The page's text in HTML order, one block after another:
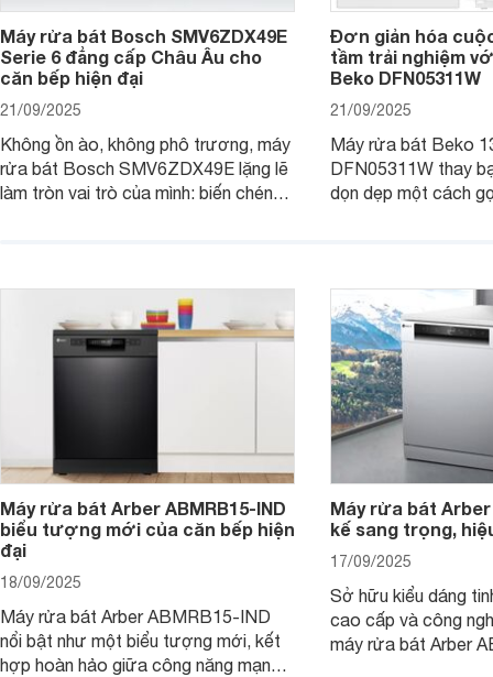
Máy rửa bát Bosch SMV6ZDX49E
Serie 6 đẳng cấp Châu Âu cho
căn bếp hiện đại
21/09/2025
Không ồn ào, không phô trương, máy
rửa bát Bosch SMV6ZDX49E lặng lẽ
làm tròn vai trò của mình: biến chén
Websosanh.vn đi tìm hiểu chi tiết sản
Đơn giản hóa
tầm trải nghiệm
Beko DFN05311W
21/09/2025
Máy rửa bát Beko
DFN05311W thay
dọn dẹp một cách
gian bếp của gia
người.
Máy rửa bát Arber ABMRB15-IND
biểu tượng mới của căn bếp hiện
đại
18/09/2025
Máy rửa bát Arber ABMRB15-IND
nổi bật như một biểu tượng mới, kết
hợp hoàn hảo giữa công năng mạnh
Máy rửa bát
kế sang trọng,
17/09/2025
Sở hữu kiểu dáng
cao cấp và công
máy rửa bát Arber